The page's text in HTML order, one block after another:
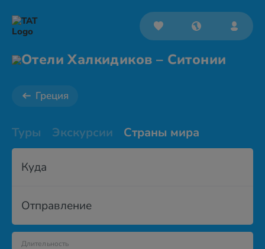
Отели Халкидиков – Ситонии
Греция
Туры Экскурсии Страны мира
Куда
Отправление
Длительность